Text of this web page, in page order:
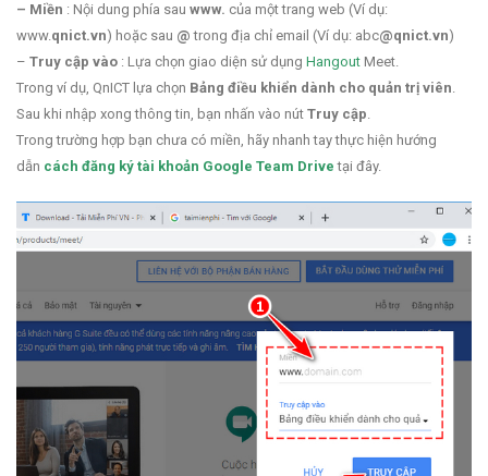
– Miền : Nội dung phía sau www. của một trang web (Ví dụ:
www.qnict.vn) hoặc sau @trong địa chỉ email (Ví dụ: abc@qnict.vn)
– Truy cập vào : Lựa chọn giao diện sử dụng Hangout Meet.
Trong ví dụ, QnICT lựa chọn Bảng điều khiển dành cho quản trị viên.
Sau khi nhập xong thông tin, bạn nhấn vào nút Truy cập.
Trong trường hợp bạn chưa có miền, hãy nhanh tay thực hiện hướng
dẫn cách đăng ký tài khoản Google Team Drivetại đây.